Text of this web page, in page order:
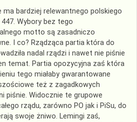
ma bardziej relewantnego polskiego
Wybory bez tego
motto są zasadniczo
I co? Rządząca partia która do
nadal rządzi i nawet nie piśnie
temat. Partia opozycyjna zaś która
tego miałaby gwarantowane
też z zagadkowych
piśnie. Widocznie te grupowe
rządu, zarówno PO jak i PiSu, do
swoje żniwo. Lemingi zaś,